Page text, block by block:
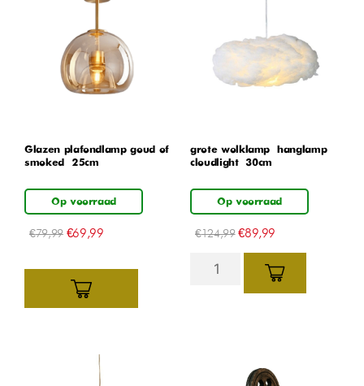
Glazen plafondlamp goud of
smoked – 25cm
Op voorraad
€79,99 €69,99
grote wolklamp – hanglamp –
cloudlight – 30cm
Op voorraad
€124,99 €89,99